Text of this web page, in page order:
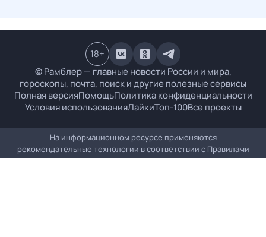
© Рамблер — главные новости России и мира,
гороскопы, почта, поиск и другие полезные сервисы
Полная версияПомощьПолитика конфиденциальности
Условия использованияЛайкиТоп-100Все проекты
18+
На информационном ресурсе применяются
рекомендательные технологии в соответствии с Правилами